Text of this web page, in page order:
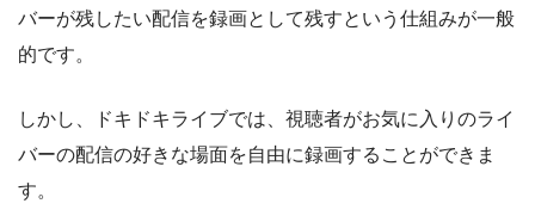
バーが残したい配信を録画として残すという仕組みが一般
的です。
しかし、ドキドキライブでは、視聴者がお気に入りのライ
バーの配信の好きな場面を自由に録画することができま
す。